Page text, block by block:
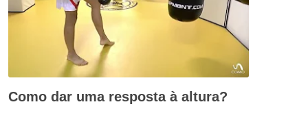
Como dar uma resposta à altura?